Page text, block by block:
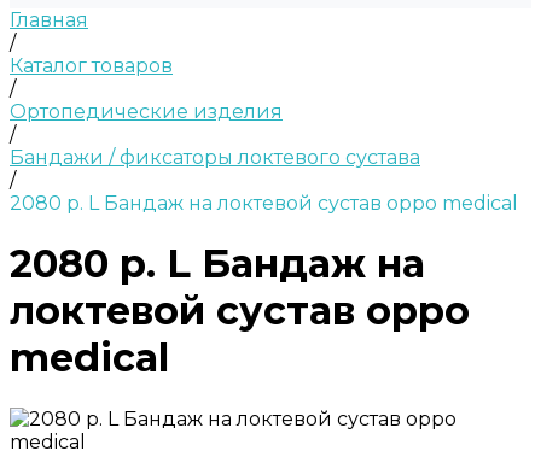
Главная
/
Каталог товаров
/
Ортопедические изделия
/
Бандажи / фиксаторы локтевого сустава
/
2080 р. L Бандаж на локтевой сустав oppo medical
2080 р. L Бандаж на
локтевой сустав oppo
medical